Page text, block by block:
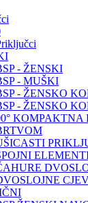
- ŽENSKI
- MUŠKI
- ŽENSKO
- ŽENSKO
KOMPAKTNA